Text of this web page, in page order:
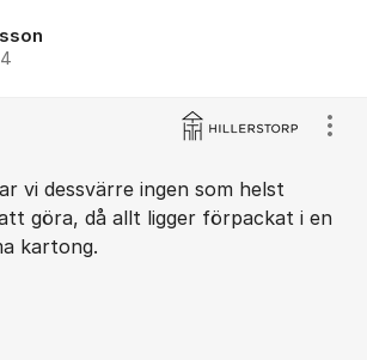
vi dessvärre ingen som helst
göra, då allt ligger förpackat i en
kartong.